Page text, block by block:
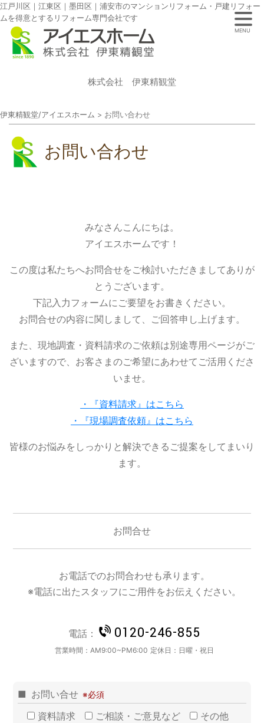
江戸川区｜江東区｜墨田区｜浦安市のマンションリフォーム・戸建リフォー
ムを得意とするリフォーム専門会社です
株式会社 伊東精観堂
伊東精観堂/アイエスホーム > お問い合わせ
お問い合わせ
みなさんこんにちは。
アイエスホームです！
この度は私たちへお問合せをご検討いただきましてありが
とうございます。
下記入力フォームにご要望をお書きください。
お問合せの内容に関しまして、ご回答申し上げます。
また、現地調査・資料請求のご依頼は別途専用ページがご
ざいますので、お客さまのご希望にあわせてご活用くださ
いませ。
・『資料請求』はこちら
・『現場調査依頼』はこちら
皆様のお悩みをしっかりと解決できるご提案をしてまいり
ます。
お問合せ
お電話でのお問合わせも承ります。
※電話に出たスタッフにご用件をお伝えください。
電話： 0120-246-855
営業時間：AM9:00~PM6:00 定休日： 日曜・祝日
お問い合せ
資料請求
ご相談・ご意見など その他
MENU